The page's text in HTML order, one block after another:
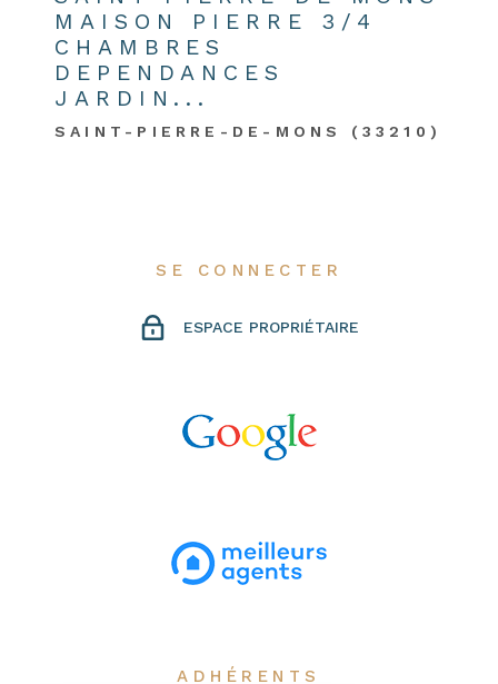
MAISON PIERRE 3/4
CHAMBRES
DEPENDANCES
JARDIN...
SAINT-PIERRE-DE-MONS (33210)
SE CONNECTER
ESPACE PROPRIÉTAIRE
ADHÉRENTS